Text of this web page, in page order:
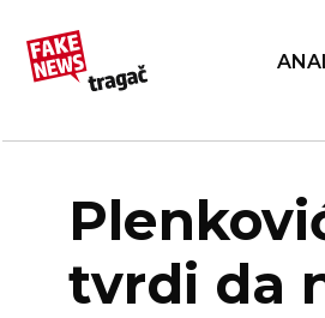
tvrdi da